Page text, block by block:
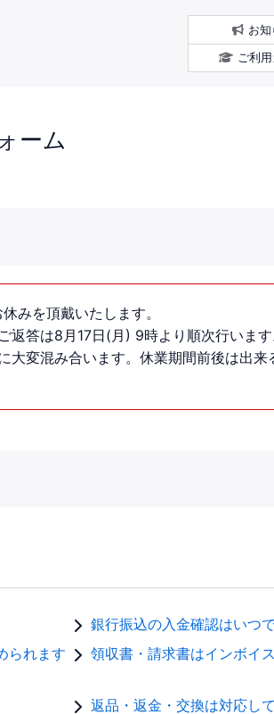
お知
ご利
ーム
みを頂戴いたします。
返答は8月17日(月) 9時より順次行いま
大変混み合います。休業期間前後は出
銀行振込の入金確認はいつ
られます
領収書・請求書はインボイ
返品・返金・交換は対応し